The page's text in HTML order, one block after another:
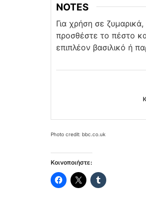
NOTES
Για χρήση σε
προσθέστε το πέστο
επιπλέον βασιλικό ή
Photo credit: bbc.co.uk
Κοινοποιήστε: